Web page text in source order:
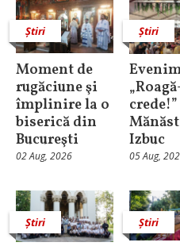
Știri
Moment de
rugăciune şi
împlinire la o
biserică din
Bucureşti
02 Aug, 2026
Știri
Izbuc
05 Aug,
Știri Știri